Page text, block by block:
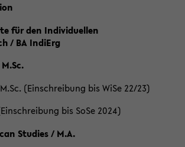
für den Individuellen
/ BA IndiErg
(Einschreibung bis WiSe 22/23)
bis SoSe 2024)
Studies / M.A.